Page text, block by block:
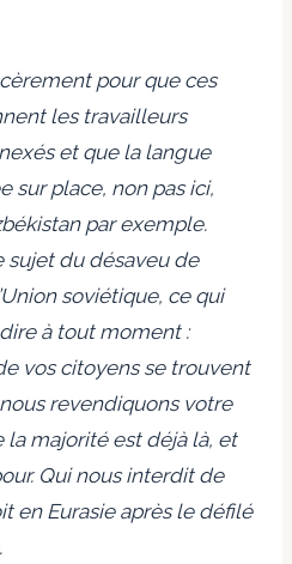
pour que ces
les travailleurs
et que la langue
sur place, non pas ici,
par exemple.
sujet du désaveu de
soviétique, ce qui
à tout moment :
vos citoyens se trouvent
revendiquons votre
la majorité est déjà là, et
Qui nous interdit de
en Eurasie après le défilé